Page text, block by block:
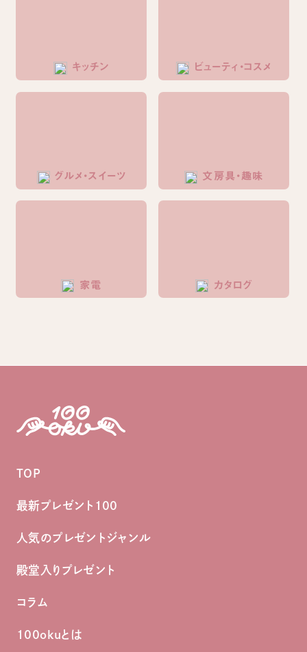
キッチン ビューティ・コスメ
グルメ・スイーツ 文房具・趣味
家電 カタログ
TOP
最新プレゼント100
人気のプレゼントジャンル
殿堂入りプレゼント
コラム
100okuとは